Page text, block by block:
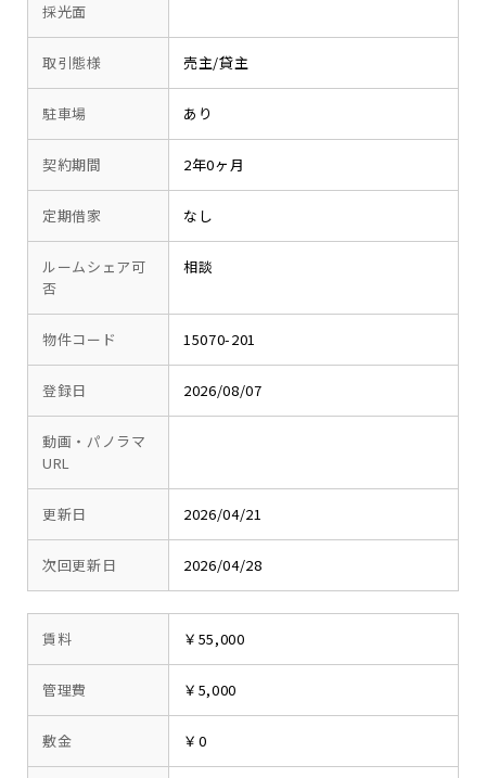
採光面
取引態様 売主/貸主
駐車場 あり
契約期間 2年0ヶ月
定期借家 なし
ルームシェア可
否
相談
物件コード 15070-201
登録日 2026/08/07
動画・パノラマ
URL
更新日 2026/04/21
次回更新日 2026/04/28
賃料 ￥55,000
管理費 ￥5,000
敷金 ￥0